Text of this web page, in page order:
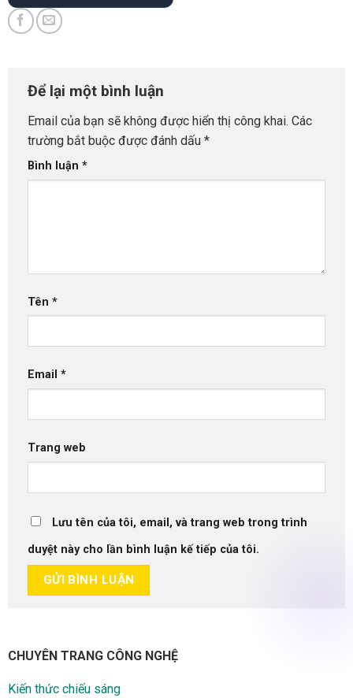
Để lại một bình luận
Email của bạn sẽ không được hiển thị công khai. Các
trường bắt buộc được đánh dấu *
Bình luận *
Tên *
Email *
Trang web
Lưu tên của tôi, email, và trang web trong trình
duyệt này cho lần bình luận kế tiếp của tôi.
CHUYÊN TRANG CÔNG NGHỆ
Kiến thức chiếu sáng